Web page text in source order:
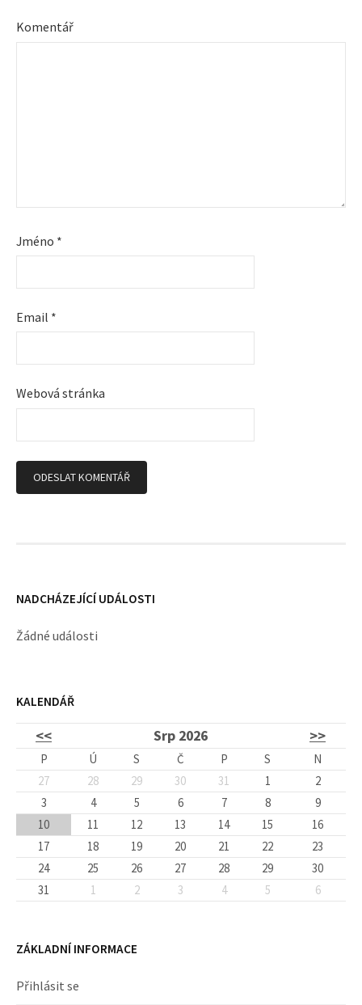
a
o
p
í
p
ě
v
k
Komentář
Jméno *
Email *
Webová stránka
NADCHÁZEJÍCÍ UDÁLOSTI
Žádné události
KALENDÁŘ
<< Srp 2026 >>
P Ú S Č P S
N
27
28 29 30 31 1
2
3
4 5 6 7 8
9
10
11 12 13 14 15
16
17
18 19 20 21 22
23
24
25 26 27 28 29
30
31
1 2 3 4 5 6
ZÁKLADNÍ INFORMACE
Přihlásit se